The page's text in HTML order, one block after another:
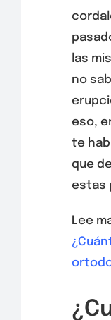
las
no
eso,
te
que
estas
Lee